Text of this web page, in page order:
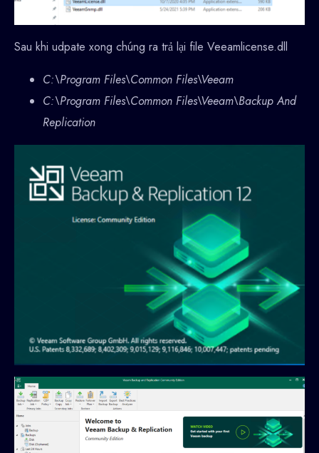
Sau khi udpate xong chúng ra trả lại file Veeamlicense.dll
C:\Program Files\Common Files\Veeam
C:\Program Files\Common Files\Veeam\Backup And
Replication